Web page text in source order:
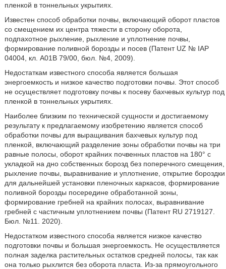
пленкой в тоннельных укрытиях.
Известен способ обработки почвы, включающий оборот пластов
со смещением их центра тяжести в сторону оборота,
подпахотное рыхление, рыхление и уплотнение почвы,
формирование поливной борозды и посев (Патент UZ № IАР
04004, кл. А01В 79/00, бюл. №4, 2009).
Недостаткам известного способа является большая
энергоемкость и низкое качество подготовки почвы. Этот способ
не осуществляет подготовку почвы к посеву бахчевых культур под
пленкой в тоннельных укрытиях.
Наиболее близким по технической сущности и достигаемому
результату к предлагаемому изобретению является способ
обработки почвы для выращивания бахчевых культур под
пленкой, включающий разделение зоны обработки почвы на три
равные полосы, оборот крайних почвенных пластов на 180° с
укладкой на дно собственных борозд без поперечного смещения,
рыхление почвы, выравнивание и уплотнение, открытие бороздки
для дальнейшей установки пленочных каркасов, формирование
поливной борозды посередине обработанной зоны,
формирование гребней на крайних полосах, выравнивание
гребней с частичным уплотнением почвы (Патент RU 2719127.
Бюл. №11. 2020).
Недостатком известного способа является низкое качество
подготовки почвы и большая энергоемкость. Не осуществляется
полная заделка растительных остатков средней полосы, так как
она только рыхлится без оборота пласта. Из-за прямоугольного